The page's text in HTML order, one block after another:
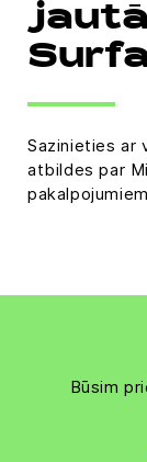
Sazinieties ar
atbildes par
Būsim